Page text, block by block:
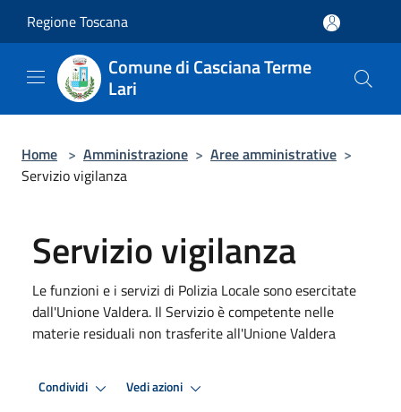
Regione Toscana
Comune di Casciana Terme
Lari
Home > Amministrazione > Aree amministrative >
Servizio vigilanza
Servizio vigilanza
Le funzioni e i servizi di Polizia Locale sono esercitate
dall'Unione Valdera. Il Servizio è competente nelle
materie residuali non trasferite all'Unione Valdera
Condividi Vedi azioni